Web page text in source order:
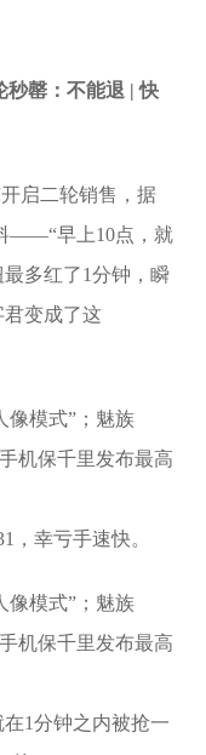
秒罄：不能退 | 快
启二轮销售，据
——“早上10点，就
多红了1分钟，瞬
变成了这
，幸亏手速快。
1分钟之内被抢一